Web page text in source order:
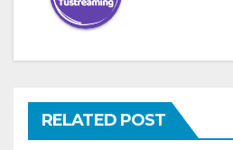
RELATED POST